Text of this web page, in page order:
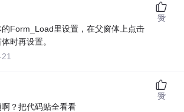
Form_Load里设置，在父窗体上点击
时再设置。
赞
？把代码贴全看看
赞